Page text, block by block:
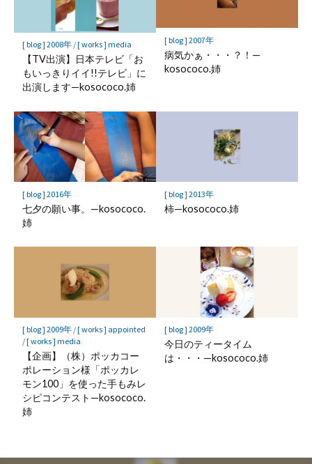
[ blog ] 2008年/[ works ] media
【TV出演】日本テレビ「お
もいっきりイイ!!テレビ」に
出演します—kosococo.姉
[ blog ] 2007年
病気かぁ・・・？！—
kosococo.姉
[ blog ] 2016年
七夕の願い事。—kosococo.
姉
[ blog ] 2013年
柿—kosococo.姉
[ blog ] 2009年/[ works ] appointed
/[ works ] media
【企画】（株）ポッカコー
ポレーション様「ポッカレ
モン100」を使った手もみレ
シピコンテスト—kosococo.
姉
[ blog ] 2009年
今日のティータイム
は・・・—kosococo.姉